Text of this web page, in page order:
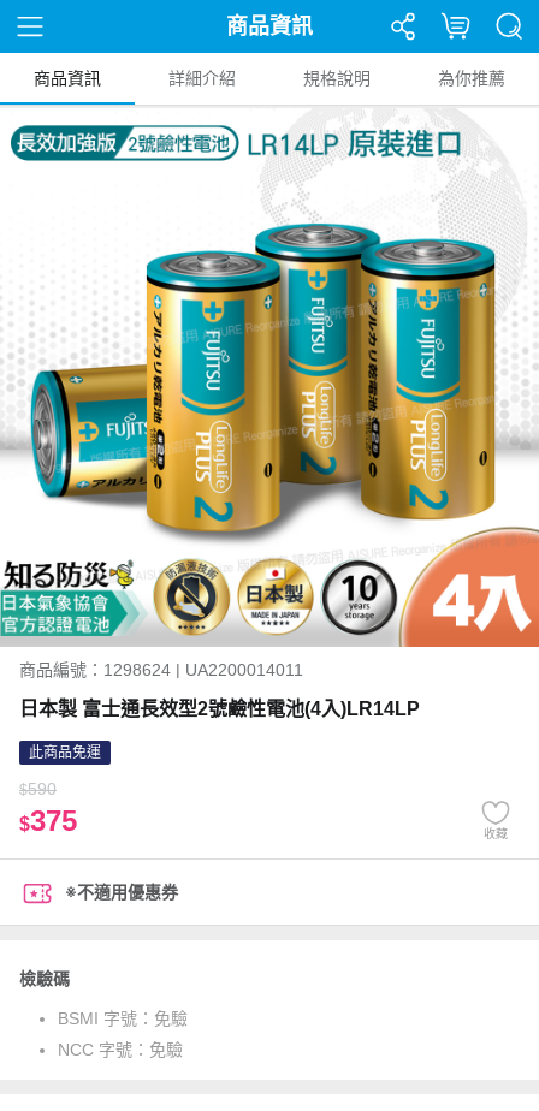
商品資訊
商品資訊 詳細介紹 規格說明 為你推薦
商品編號：1298624 | UA2200014011
日本製 富士通長效型2號鹼性電池(4入)LR14LP
此商品免運
$590
$375 收藏
※不適用優惠券
檢驗碼
BSMI 字號： 免驗
NCC 字號： 免驗